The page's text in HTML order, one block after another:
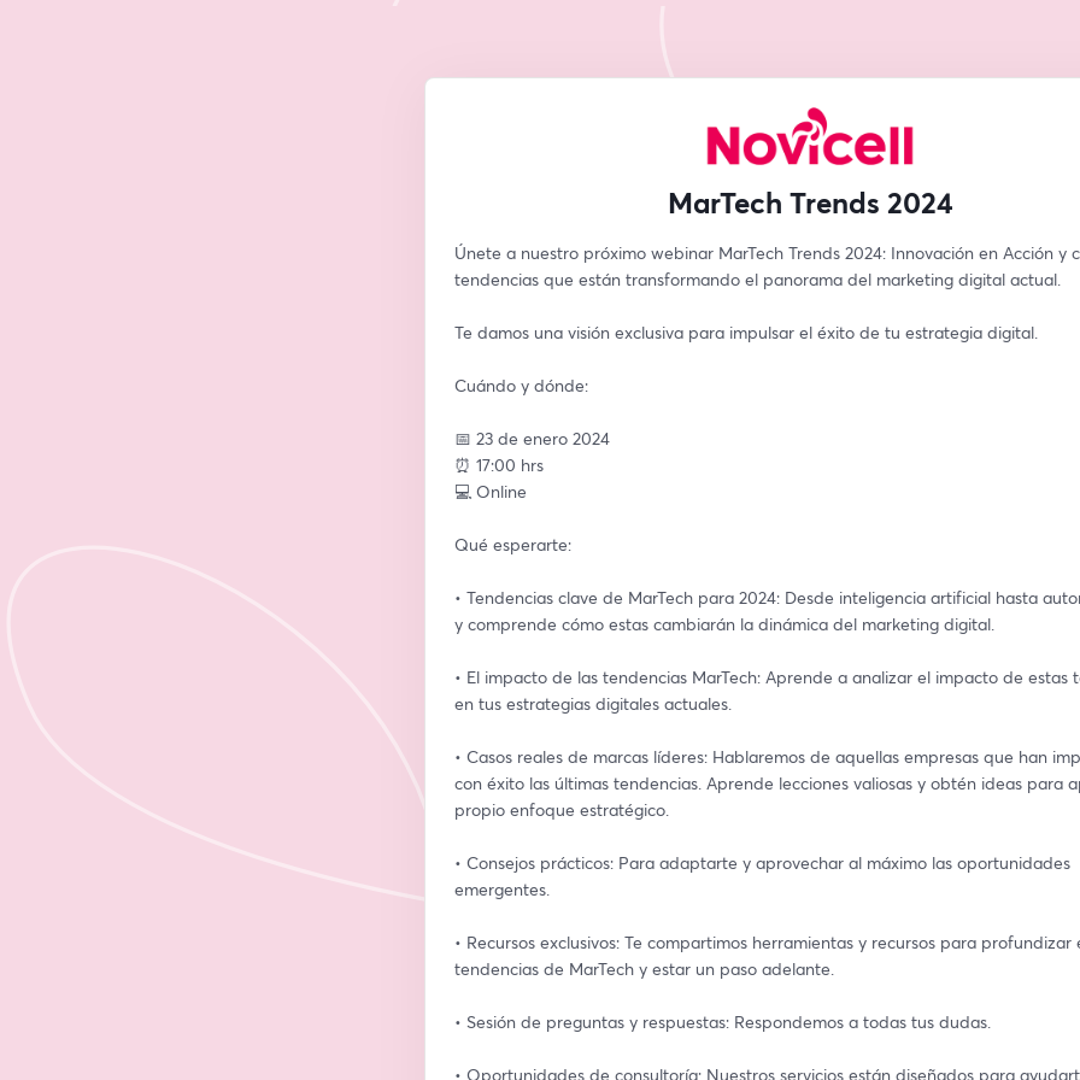
MarTech Trends 2024
Únete a nuestro próximo webinar MarTech Trends 2024: Innovación en Acción y
tendencias que están transformando el panorama del marketing digital actual.
Te damos una visión exclusiva para impulsar el éxito de tu estrategia digital.
Cuándo y dónde:
📅 23 de enero 2024
⏰ 17:00 hrs
💻 Online
Qué esperarte:
• Tendencias clave de MarTech para 2024: Desde inteligencia artificial hasta
y comprende cómo estas cambiarán la dinámica del marketing digital.
• El impacto de las tendencias MarTech: Aprende a analizar el impacto de estas
en tus estrategias digitales actuales.
• Casos reales de marcas líderes: Hablaremos de aquellas empresas que han
con éxito las últimas tendencias. Aprende lecciones valiosas y obtén ideas para
propio enfoque estratégico.
• Consejos prácticos: Para adaptarte y aprovechar al máximo las oportunidades
emergentes.
• Recursos exclusivos: Te compartimos herramientas y recursos para profundizar
tendencias de MarTech y estar un paso adelante.
• Sesión de preguntas y respuestas: Respondemos a todas tus dudas.
• Oportunidades de consultoría: Nuestros servicios están diseñados para